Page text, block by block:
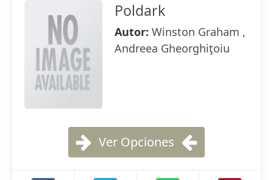
Poldark
Autor: Winston Graham ,
Andreea Gheorghiţoiu
Ver Opciones